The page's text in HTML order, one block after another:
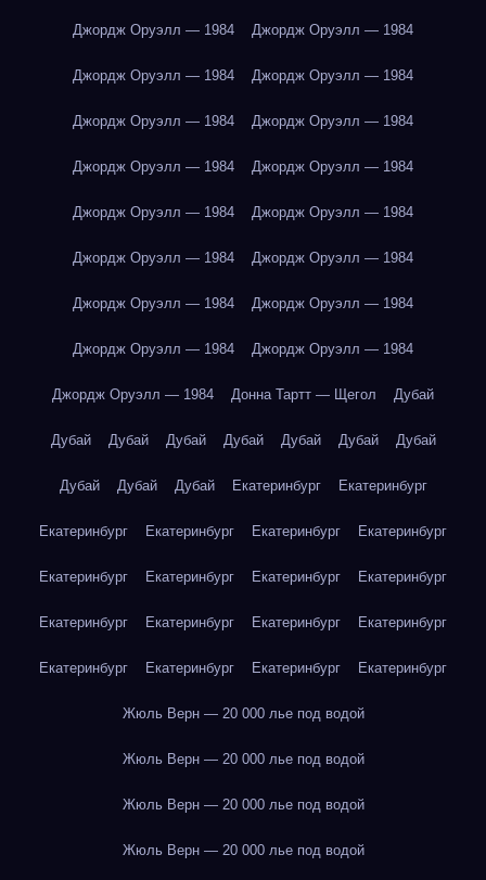
Джордж Оруэлл — 1984 Джордж Оруэлл — 1984
Джордж Оруэлл — 1984 Джордж Оруэлл — 1984
Джордж Оруэлл — 1984 Джордж Оруэлл — 1984
Джордж Оруэлл — 1984 Джордж Оруэлл — 1984
Джордж Оруэлл — 1984 Джордж Оруэлл — 1984
Джордж Оруэлл — 1984 Джордж Оруэлл — 1984
Джордж Оруэлл — 1984 Джордж Оруэлл — 1984
Джордж Оруэлл — 1984 Джордж Оруэлл — 1984
Джордж Оруэлл — 1984 Донна Тартт — Щегол Дубай
Дубай Дубай Дубай Дубай Дубай Дубай Дубай
Дубай Дубай Дубай Екатеринбург Екатеринбург
Екатеринбург Екатеринбург Екатеринбург Екатеринбург
Екатеринбург Екатеринбург Екатеринбург Екатеринбург
Екатеринбург Екатеринбург Екатеринбург Екатеринбург
Екатеринбург Екатеринбург Екатеринбург Екатеринбург
Жюль Верн — 20 000 лье под водой
Жюль Верн — 20 000 лье под водой
Жюль Верн — 20 000 лье под водой
Жюль Верн — 20 000 лье под водой